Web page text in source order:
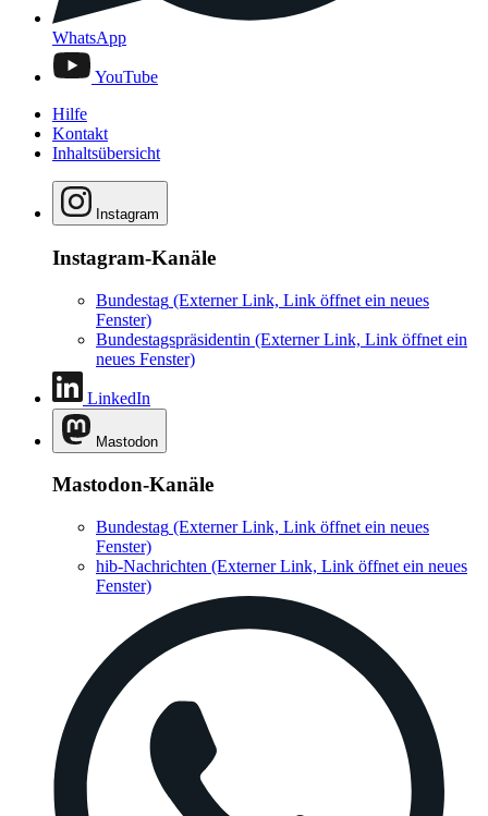
WhatsApp
YouTube
Hilfe
Kontakt
Inhaltsübersicht
Instagram
Instagram-Kanäle
Bundestag (Externer Link, Link öffnet ein neues
Fenster)
Bundestagspräsidentin (Externer Link, Link öffnet ein
neues Fenster)
LinkedIn
Mastodon
Mastodon-Kanäle
Bundestag (Externer Link, Link öffnet ein neues
Fenster)
hib-Nachrichten (Externer Link, Link öffnet ein neues
Fenster)